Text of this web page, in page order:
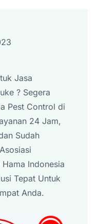
Jasa
? Segera
Pest Control di
24 Jam,
Sudah
Indonesia
Tepat Untuk
Anda.